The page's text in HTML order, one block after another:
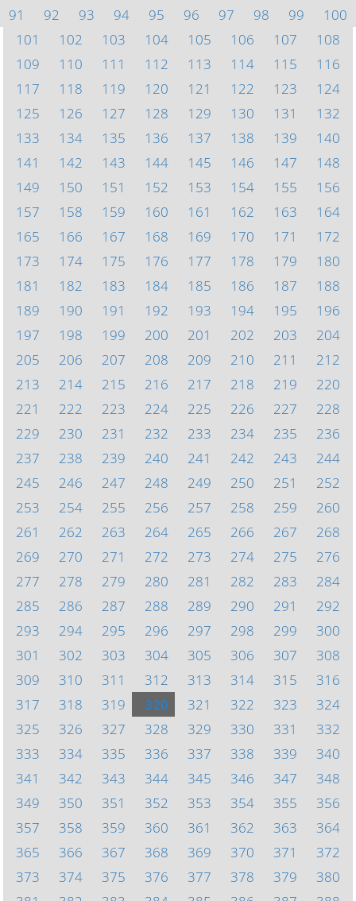
91
92 93 94 95 96 97 98 99
100
101
102 103 104 105 106 107
108
109
110 111 112 113 114 115
116
117
118 119 120 121 122 123
124
125
126 127 128 129 130 131
132
133
134 135 136 137 138 139
140
141
142 143 144 145 146 147
148
149
150 151 152 153 154 155
156
157
158 159 160 161 162 163
164
165
166 167 168 169 170 171
172
173
174 175 176 177 178 179
180
181
182 183 184 185 186 187
188
189
190 191 192 193 194 195
196
197
198 199 200 201 202 203
204
205
206 207 208 209 210 211
212
213
214 215 216 217 218 219
220
221
222 223 224 225 226 227
228
229
230 231 232 233 234 235
236
237
238 239 240 241 242 243
244
245
246 247 248 249 250 251
252
253
254 255 256 257 258 259
260
261
262 263 264 265 266 267
268
269
270 271 272 273 274 275
276
277
278 279 280 281 282 283
284
285
286 287 288 289 290 291
292
293
294 295 296 297 298 299
300
301
302 303 304 305 306 307
308
309
310 311 312 313 314 315
316
317
318 319 320 321 322 323
324
325
326 327 328 329 330 331
332
333
334 335 336 337 338 339
340
341
342 343 344 345 346 347
348
349
350 351 352 353 354 355
356
357
358 359 360 361 362 363
364
365
366 367 368 369 370 371
372
373
374 375 376 377 378 379
380